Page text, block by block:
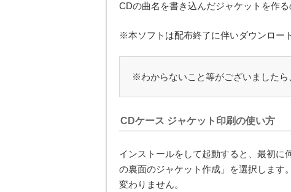
CDの曲名を書き込んだジャケットを作
※本ソフトは配布終了に伴いダウンロー
※わからないこと等がございましたら
CDケース ジャケット印刷の使い方
インストールをして起動すると、最初に
の裏面のジャケット作成」を選択します
変わりません。